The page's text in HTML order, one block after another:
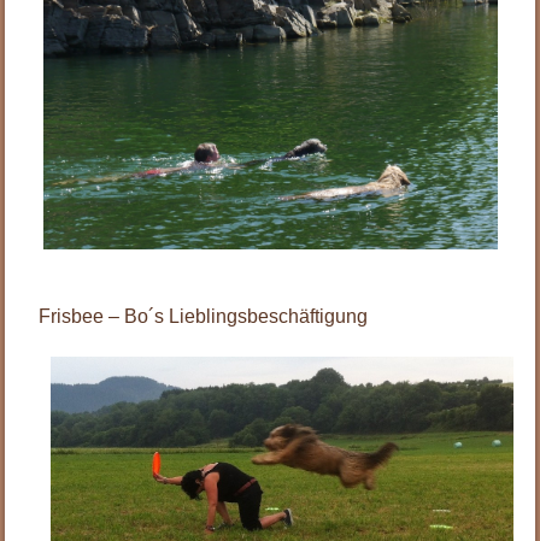
Frisbee – Bo´s Lieblingsbeschäftigung